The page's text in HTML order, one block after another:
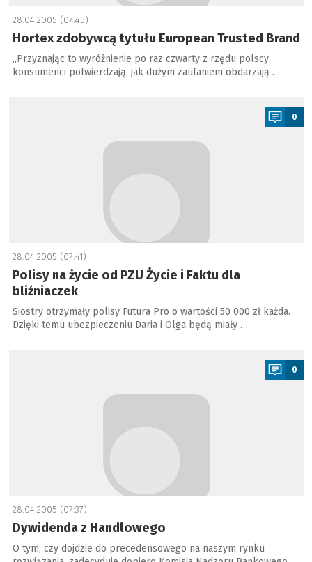
28.04.2005 (07:45)
Hortex zdobywcą tytułu European Trusted Brand
„Przyznając to wyróżnienie po raz czwarty z rzędu polscy
konsumenci potwierdzają, jak dużym zaufaniem obdarzają …
0
28.04.2005 (07:41)
Polisy na życie od PZU Życie i Faktu dla
bliźniaczek
Siostry otrzymały polisy Futura Pro o wartości 50 000 zł każda.
Dzięki temu ubezpieczeniu Daria i Olga będą miały …
0
28.04.2005 (07:37)
Dywidenda z Handlowego
O tym, czy dojdzie do precedensowego na naszym rynku